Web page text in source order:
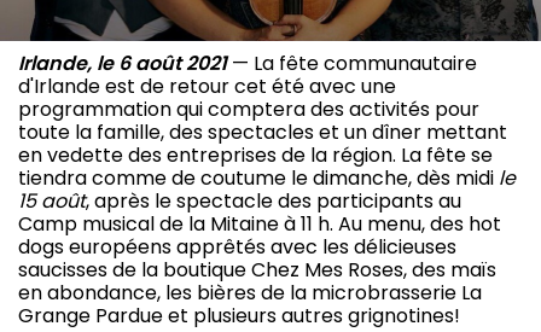
Irlande, le 6 août 2021 — La fête communautaire
d'Irlande est de retour cet été avec une
programmation qui comptera des activités pour
toute la famille, des spectacles et un dîner mettant
en vedette des entreprises de la région. La fête se
tiendra comme de coutume le dimanche, dès midi le
15 août, après le spectacle des participants au
Camp musical de la Mitaine à 11 h. Au menu, des hot
dogs européens apprêtés avec les délicieuses
saucisses de la boutique Chez Mes Roses, des maïs
en abondance, les bières de la microbrasserie La
Grange Pardue et plusieurs autres grignotines!